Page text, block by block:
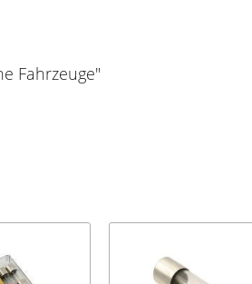
Fahrzeuge"